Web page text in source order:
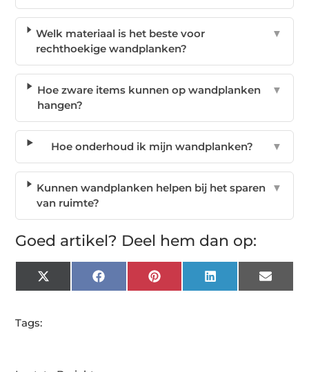
Welk materiaal is het beste voor
rechthoekige wandplanken?
▼
Hoe zware items kunnen op wandplanken
hangen?
▼
Hoe onderhoud ik mijn wandplanken? ▼
Kunnen wandplanken helpen bij het sparen
van ruimte?
▼
Goed artikel? Deel hem dan op:
X
(Twitter)
FacebookPinterest LinkedIn Email
Tags: